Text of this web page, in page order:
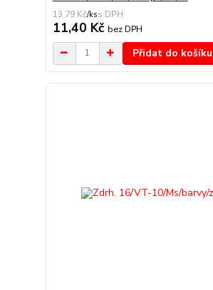
13,79 Kč/ks
11,40 Kč bez DPH
Přidat do košíku